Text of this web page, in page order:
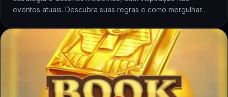
eventos atuais. Descubra suas regras e como mergulhar